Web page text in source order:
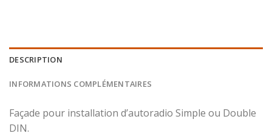
DESCRIPTION
INFORMATIONS COMPLÉMENTAIRES
Façade pour installation d’autoradio Simple ou Double
DIN.